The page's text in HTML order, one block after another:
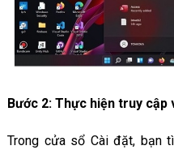
Bước 2: Thực hiện truy
Trong cửa sổ Cài đặt, bạn